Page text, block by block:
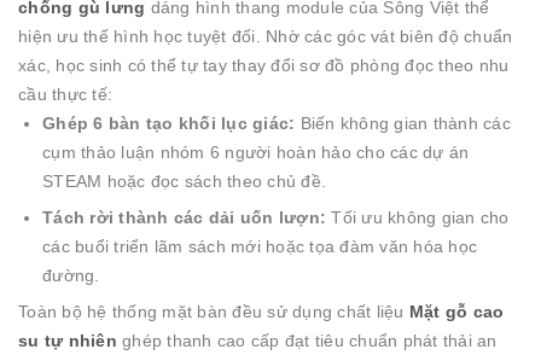
chống gù lưng dáng hình thang module của Sông Việt thể
hiện ưu thế hình học tuyệt đối. Nhờ các góc vát biên độ chuẩn
xác, học sinh có thể tự tay thay đổi sơ đồ phòng đọc theo nhu
cầu thực tế:
Ghép 6 bàn tạo khối lục giác: Biến không gian thành các
cụm thảo luận nhóm 6 người hoàn hảo cho các dự án
STEAM hoặc đọc sách theo chủ đề.
Tách rời thành các dải uốn lượn: Tối ưu không gian cho
các buổi triển lãm sách mới hoặc tọa đàm văn hóa học
đường.
Toàn bộ hệ thống mặt bàn đều sử dụng chất liệu Mặt gỗ cao
su tự nhiên ghép thanh cao cấp đạt tiêu chuẩn phát thải an